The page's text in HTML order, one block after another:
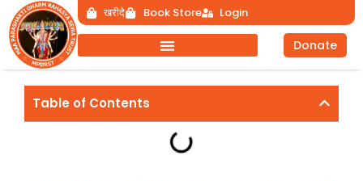
Skip
to
content
खरीदे Book Store Login
Donate
Table of Contents